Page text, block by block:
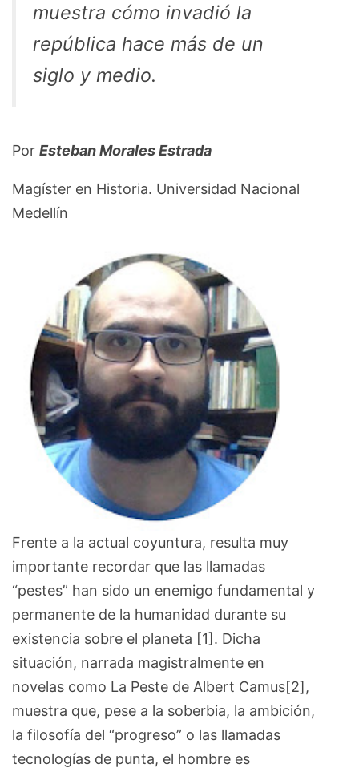
muestra cómo invadió la
república hace más de un
siglo y medio.
Por Esteban Morales Estrada
Magíster en Historia. Universidad Nacional
Medellín
Frente a la actual coyuntura, resulta muy
importante recordar que las llamadas
“pestes” han sido un enemigo fundamental y
permanente de la humanidad durante su
existencia sobre el planeta [1]. Dicha
situación, narrada magistralmente en
novelas como La Peste de Albert Camus[2],
muestra que, pese a la soberbia, la ambición,
la filosofía del “progreso” o las llamadas
tecnologías de punta, el hombre es